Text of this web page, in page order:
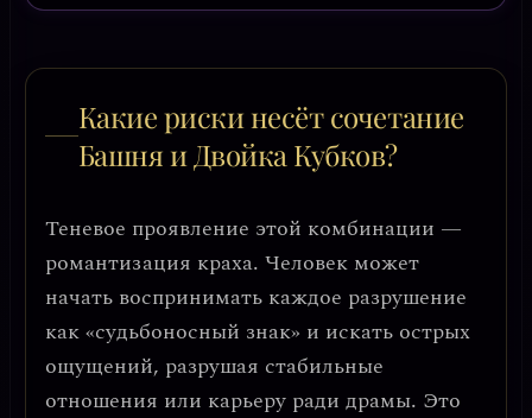
Какие риски несёт сочетание
Башня и Двойка Кубков?
Теневое проявление этой комбинации —
романтизация краха. Человек может
начать воспринимать каждое разрушение
как «судьбоносный знак» и искать острых
ощущений, разрушая стабильные
отношения или карьеру ради драмы. Это